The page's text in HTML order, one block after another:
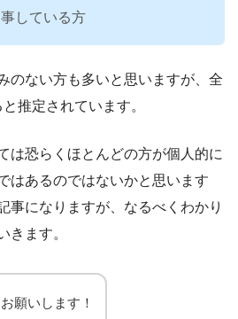
している方
のない方も多いと思いますが、全
推定されています。
は恐らくほとんどの方が個人的に
はあるのではないかと思います
事になりますが、なるべくわかり
きます。
願いします！